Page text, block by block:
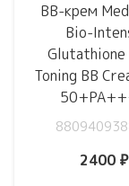
BB-крем
Bio-
Glutathione
Toning BB
2400 ₽